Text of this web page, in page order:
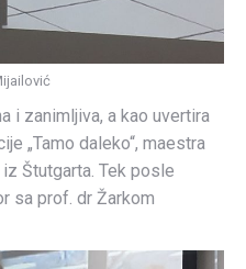
i zanimljiva, a kao uvertira
„Tamo daleko“, maestra
Štutgarta. Tek posle
sa prof. dr Žarkom